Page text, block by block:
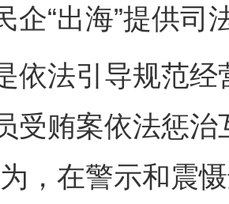
企“出海”提供司
法引导规范经
受贿案依法惩治
，在警示和震